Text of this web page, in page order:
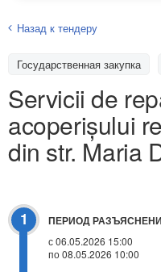
Назад к тендеру
Государственная закупка
Servicii de
acoperișului
din str. Maria
1 ПЕРИОД
с 06.05.2026 15:00
по 08.05.2026 10:00